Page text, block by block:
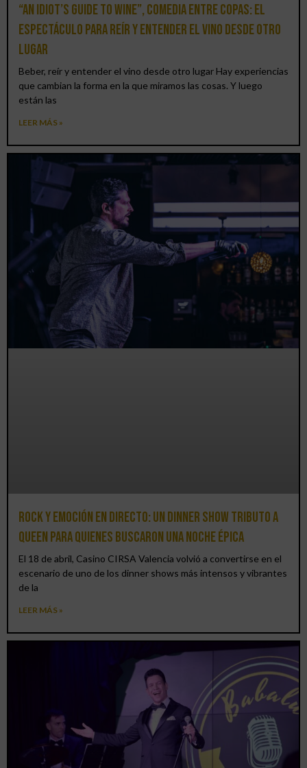
“An Idiot’s Guide to Wine”, comedia entre copas: el
espectáculo para reír y entender el vino desde otro
lugar
Beber, reír y entender el vino desde otro lugar Hay experiencias
que cambian la forma en la que miramos las cosas. Y luego
están las
LEER MÁS »
Rock y emoción en directo: un Dinner Show Tributo a
Queen para quienes buscaron una noche épica
El 18 de abril, Casino CIRSA Valencia volvió a convertirse en el
escenario de uno de los dinner shows más intensos y vibrantes
de la
LEER MÁS »